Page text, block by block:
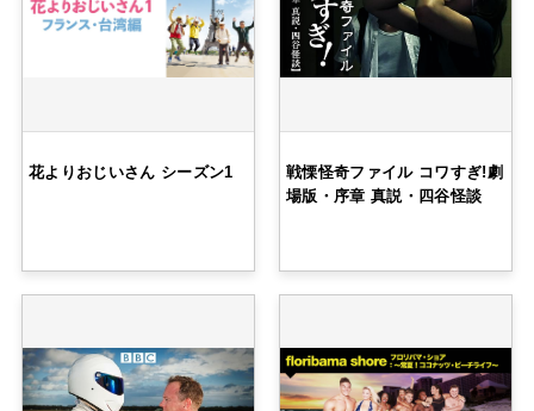
花よりおじいさん シーズン1
戦慄怪奇ファイル コワすぎ!劇
場版・序章 真説・四谷怪談